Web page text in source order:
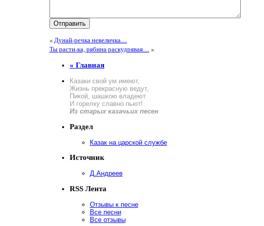
«Дунай-речка невеличка…
Ты расти-ка, рябина раскудрявая… »
« Главная
Казаки свой ум имеют,
Жизнь прекрасную ведут,
Пикой, шашкою владеют
И горелку славно пьют!
Из старых казачьих песен
Раздел
Казак на царской службе
Источник
Д.Андреев
RSS Лента
Отзывы к песне
Все песни
Все отзывы